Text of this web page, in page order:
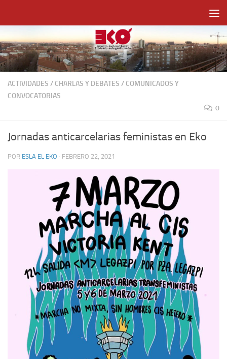
ACTIVIDADES / CHARLAS Y DEBATES / COMUNICADOS Y
CONVOCATORIAS
0
Jornadas anticarcelarias feministas en Eko
POR ESLA EL EKO · FEBRERO 22, 2021